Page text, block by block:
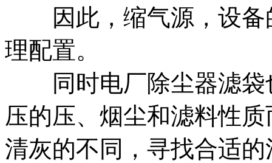
因此，缩气源，设备
理配置。
同时电厂除尘器滤袋
压的压、烟尘和滤料性
清灰的不同，寻找合适